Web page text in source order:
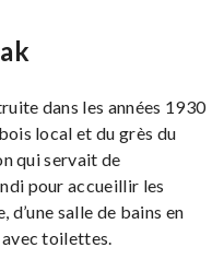
dans les années 1930
local et du grès du
qui servait de
pour accueillir les
d’une salle de bains en
avec toilettes.